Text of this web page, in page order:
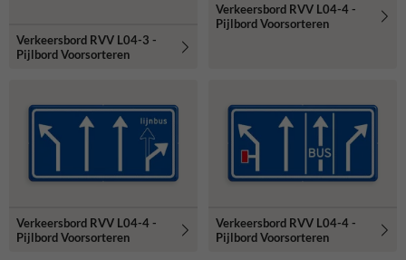
Verkeersbord RVV L04-3 -
Pijlbord Voorsorteren
Verkeersbord RVV L04-4 -
Pijlbord Voorsorteren
Verkeersbord RVV L04-4 -
Pijlbord Voorsorteren
Verkeersbord RVV L04-4 -
Pijlbord Voorsorteren